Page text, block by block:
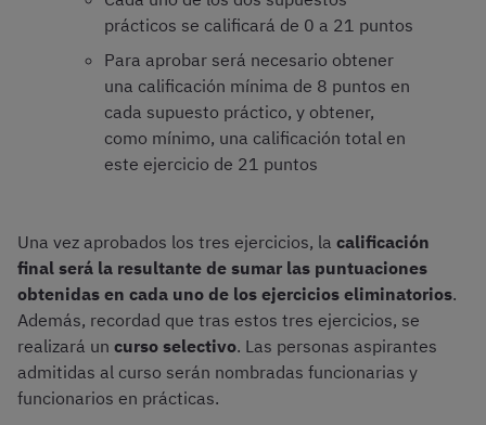
prácticos se calificará de 0 a 21 puntos
Para aprobar será necesario obtener
una calificación mínima de 8 puntos en
cada supuesto práctico, y obtener,
como mínimo, una calificación total en
este ejercicio de 21 puntos
Una vez aprobados los tres ejercicios, la calificación
final será la resultante de sumar las puntuaciones
obtenidas en cada uno de los ejercicios eliminatorios.
Además, recordad que tras estos tres ejercicios, se
realizará un curso selectivo. Las personas aspirantes
admitidas al curso serán nombradas funcionarias y
funcionarios en prácticas.